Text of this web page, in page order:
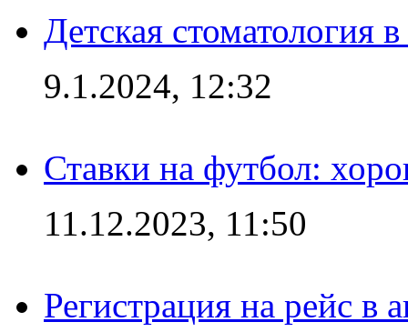
Детская стоматология
9.1.2024, 12:32
Ставки на футбол:
11.12.2023, 11:50
Регистрация на рейс в